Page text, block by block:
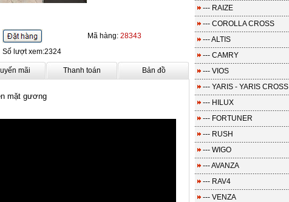
Mã hàng: 28343
Số lượt xem:2324
mãi Thanh toán Bản đồ
mặt gương
--- RAIZE
--- COROLLA CROSS
--- ALTIS
--- CAMRY
--- VIOS
--- YARIS - YARIS CROSS
--- HILUX
--- FORTUNER
--- RUSH
--- WIGO
--- AVANZA
--- RAV4
--- VENZA